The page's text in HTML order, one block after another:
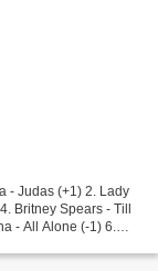
- Judas (+1) 2. Lady
Britney Spears - Till
- All Alone (-1) 6.